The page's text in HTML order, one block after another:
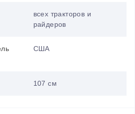
всех тракторов и
райдеров
США
107 см